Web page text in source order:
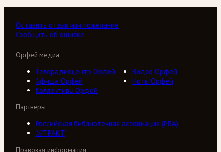
Оставить отзыв или пожелание
Сообщить об ошибке
Орфей медиа
Телерадиоцентр Орфей
Видео Орфей
Афиша Орфей
Ноты Орфей
Коллективы Орфей
Партнеры
Российская библиотечная ассоциация (РБА)
///ТРАКТ
Правовая информация